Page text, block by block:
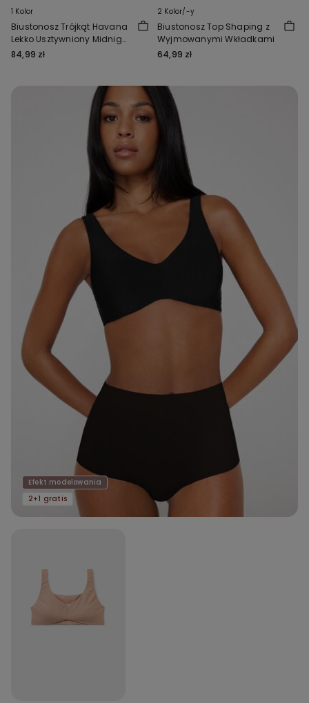
1 Kolor
Biustonosz Trójkąt Havana
Lekko Usztywniony Midnight
Secret
84,99 zł
2 Kolor/-y
Biustonosz Top Shaping z
Wyjmowanymi Wkładkami
64,99 zł
Efekt modelowania
2+1 gratis